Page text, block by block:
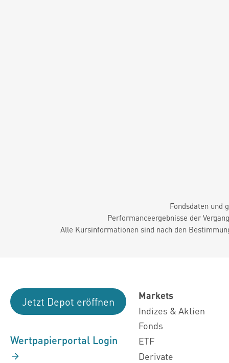
Fondsdaten und
Performanceergebnisse der
Alle Kursinformationen sind nach den
Jetzt Depot eröffnen
Wertpapierportal Login
Markets
Indizes & Aktien
Fonds
ETF
Derivate